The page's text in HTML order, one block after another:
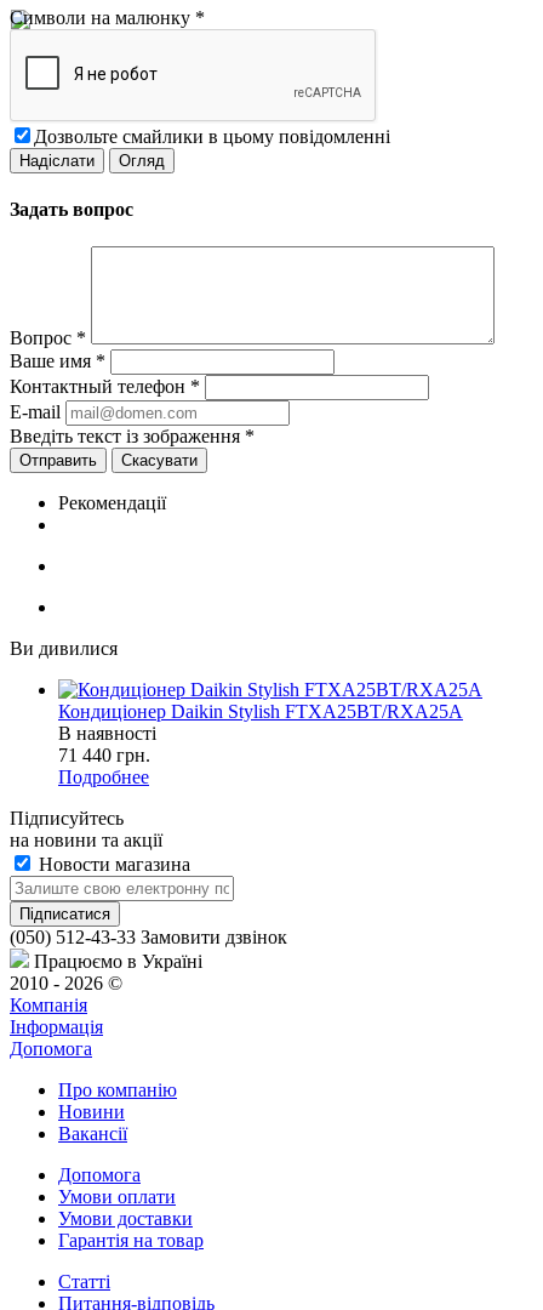
Символи на малюнку *
Дозвольте смайлики в цьому повідомленні
Задать вопрос
Вопрос *
Ваше имя *
Контактный телефон *
E-mail
Введіть текст із зображення *
Скасувати
Рекомендації
Ви дивилися
Кондиціонер Daikin Stylish FTXA25BT/RXA25A
В наявності
71 440 грн.
Подробнее
Підписуйтесь
на новини та акції
Новости магазина
(050) 512-43-33 Замовити дзвінок
Працюємо в Україні
2010 - 2026 ©
Компанія
Інформація
Допомога
Про компанію
Новини
Вакансії
Допомога
Умови оплати
Умови доставки
Гарантія на товар
Статті
Питання-відповідь